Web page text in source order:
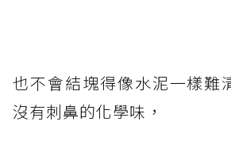
也不會結塊得像水泥一樣難
沒有刺鼻的化學味，